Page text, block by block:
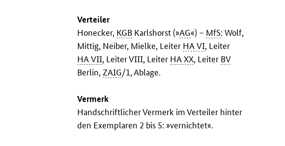
Verteiler
Honecker, KGB Karlshorst (»AG«) – MfS: Wolf,
Mittig, Neiber, Mielke, Leiter HA VI, Leiter
HA VII, Leiter VIII, Leiter HA XX, Leiter BV
Berlin,ZAIG/1, Ablage.
Vermerk
Handschriftlicher Vermerk im Verteiler hinter
den Exemplaren 2 bis 5: »vernichtet«.